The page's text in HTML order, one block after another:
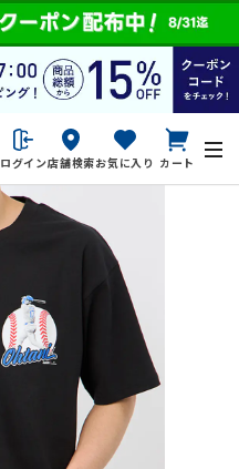
ログイン店舗検索お気に入り カート